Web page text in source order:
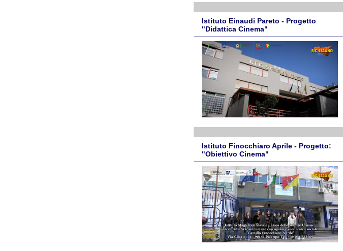
Istituto Einaudi Pareto - Progetto
"Didattica Cinema"
Istituto Finocchiaro Aprile - Progetto:
"Obiettivo Cinema"